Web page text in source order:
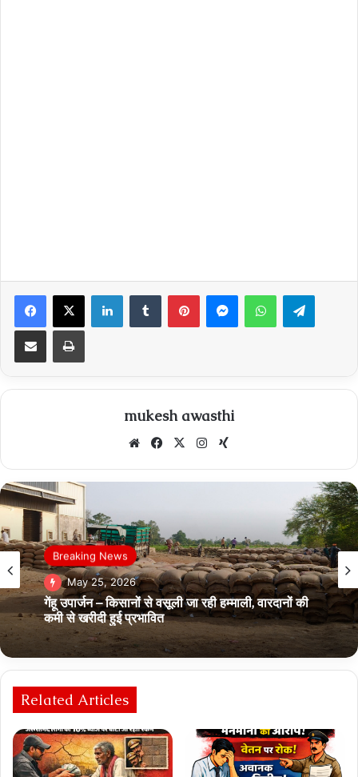
Facebook
X LinkedInTumblr PinterestMessengerWhatsApp
Share via Email Print
mukesh awasthi
WebsiteFacebook
X Instagram
Breaking News
May 25, 2026
गेंहू उपार्जन – किसानों से वसूली जा रही हम्‍माली, वारदानों की
कमी से खरीदी हुई प्रभावित
Related Articles